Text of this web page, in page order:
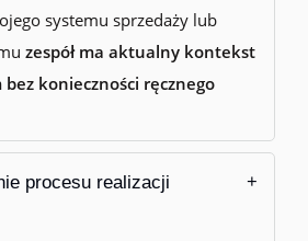
systemu sprzedaży lub
zespół ma aktualny kontekst
konieczności ręcznego
procesu realizacji